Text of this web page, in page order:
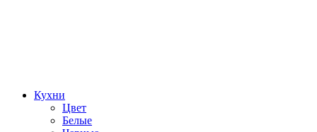
Кухни
Цвет
Белые